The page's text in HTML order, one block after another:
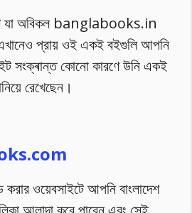
যা অবিকল banglabooks.in
প্রায় ওই একই বইগুলি আপনি
সংক্ৰান্ত কোনো কারণে উনি একই
রেখেছেন।
ওয়েবসাইটে আপনি বাংলাদেশ